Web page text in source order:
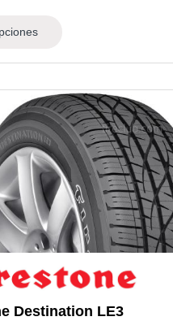
Destination LE3